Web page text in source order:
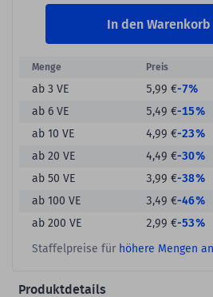
In den Warenkorb
Menge Preis
ab 3 VE 5,99 €-7%
ab 6 VE
5,49 €-15%
ab 10 VE
4,99 €-23%
ab 20 VE
4,49 €-30%
ab 50 VE
3,99 €-38%
ab 100 VE
3,49 €-46%
ab 200 VE
2,99 €-53%
Staffelpreise für höhere Mengen
Produktdetails